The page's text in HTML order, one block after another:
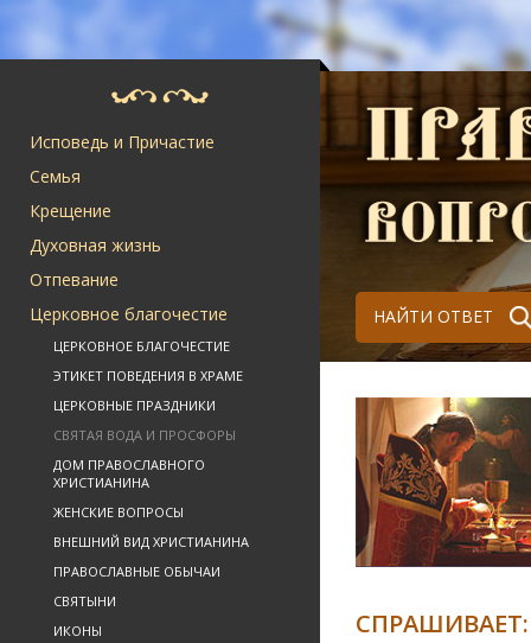
Исповедь и Причастие
Семья
Крещение
Духовная жизнь
Отпевание
Церковное благочестие
ЦЕРКОВНОЕ БЛАГОЧЕСТИЕ
ЭТИКЕТ ПОВЕДЕНИЯ В ХРАМЕ
ЦЕРКОВНЫЕ ПРАЗДНИКИ
СВЯТАЯ ВОДА И ПРОСФОРЫ
ДОМ ПРАВОСЛАВНОГО
ХРИСТИАНИНА
ЖЕНСКИЕ ВОПРОСЫ
ВНЕШНИЙ ВИД ХРИСТИАНИНА
ПРАВОСЛАВНЫЕ ОБЫЧАИ
СВЯТЫНИ
ИКОНЫ
НАЙТИ ОТВЕТ
СПРАШИВАЕТ: